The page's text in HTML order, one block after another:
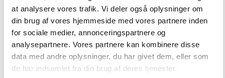
at analysere vores trafik. Vi deler også oplysninger om
din brug af vores hjemmeside med vores partnere inden
for sociale medier, annonceringspartnere og
analysepartnere. Vores partnere kan kombinere disse
data med andre oplysninger, du har givet dem, eller som
de har indsamlet fra din brug af deres tjenester.
s
t
o
Relaterede varer
TILBUD